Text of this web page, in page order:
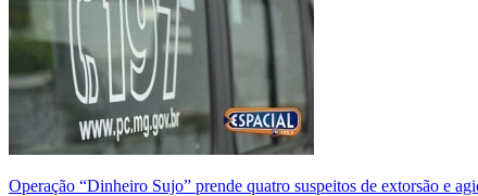
Operação “Dinheiro Sujo” prende quatro suspeitos de extorsão e